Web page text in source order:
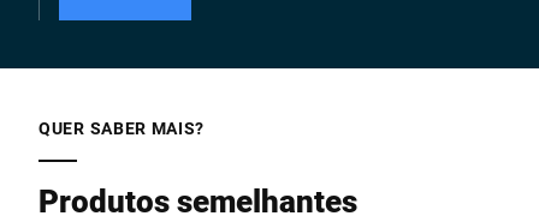
QUER SABER MAIS?
Produtos semelhantes